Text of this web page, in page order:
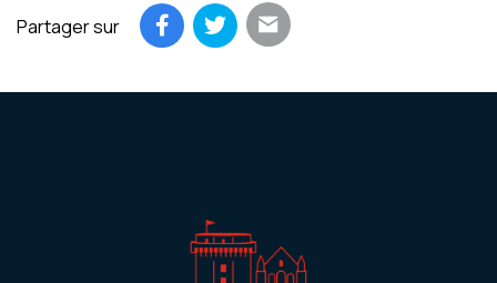
Partager sur Partager sur Facebook
Partager sur Twitter
Partager par email